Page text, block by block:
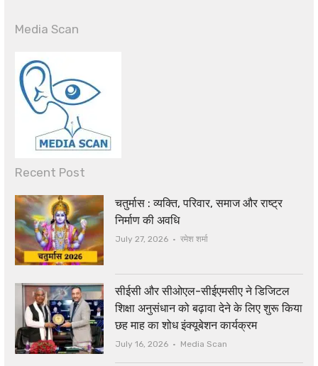
Media Scan
Recent Post
चतुर्मास : व्यक्ति, परिवार, समाज और राष्ट्र
निर्माण की अवधि
July 27, 2026 Author
रमेश शर्मा
सीईसी और सीओएल-सीईएमसीए ने डिजिटल
शिक्षा अनुसंधान को बढ़ावा देने के लिए शुरू किया
छह माह का शोध इंक्यूबेशन कार्यक्रम
July 16, 2026 Author
Media Scan